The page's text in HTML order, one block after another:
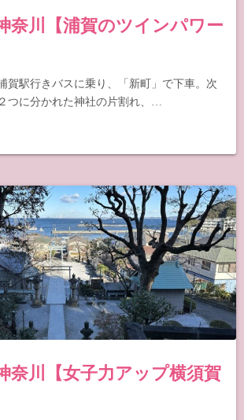
奈川【浦賀のツインパワー
賀駅行きバスに乗り、「新町」で下車。次
つに分かれた神社の片割れ、…
奈川【女子力アップ横須賀